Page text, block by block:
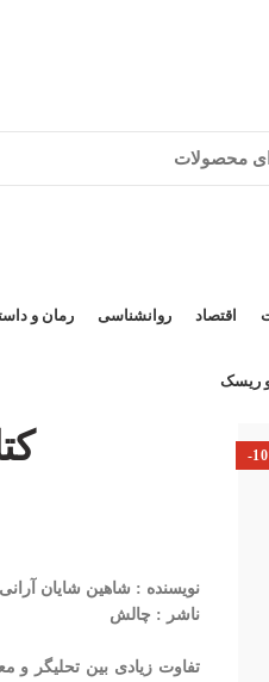
اقتصاد روانشناسی رمان و
و ریسک
-
نویسنده : شاهین شایان آرانی
ناشر : چالش
تفاوت زیادی بین تحلیگر و